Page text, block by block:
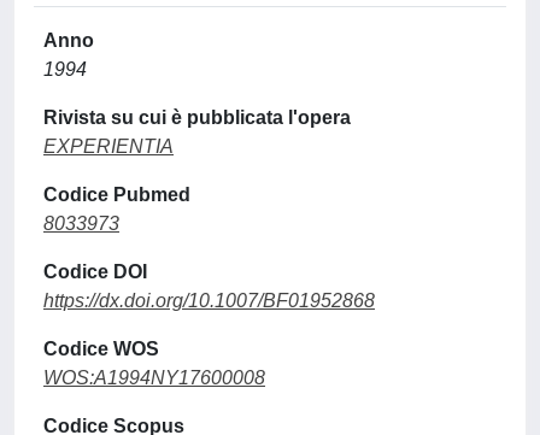
Anno
1994
Rivista su cui è pubblicata l'opera
EXPERIENTIA
Codice Pubmed
8033973
Codice DOI
https://dx.doi.org/10.1007/BF01952868
Codice WOS
WOS:A1994NY17600008
Codice Scopus